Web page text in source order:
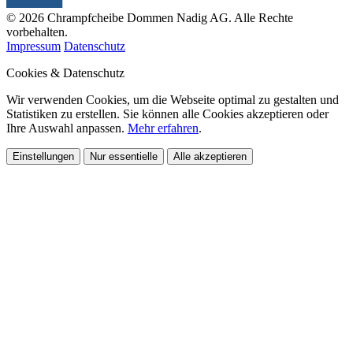
© 2026 Chrampfcheibe Dommen Nadig AG. Alle Rechte
vorbehalten.
Impressum Datenschutz
Cookies & Datenschutz
Wir verwenden Cookies, um die Webseite optimal zu gestalten und
Statistiken zu erstellen. Sie können alle Cookies akzeptieren oder
Ihre Auswahl anpassen. Mehr erfahren.
Einstellungen Nur essentielle Alle akzeptieren